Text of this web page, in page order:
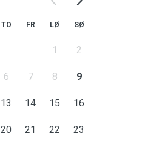
TO FR LØ SØ
1 2
6 7 8 9
13 14 15 16
20 21 22 23